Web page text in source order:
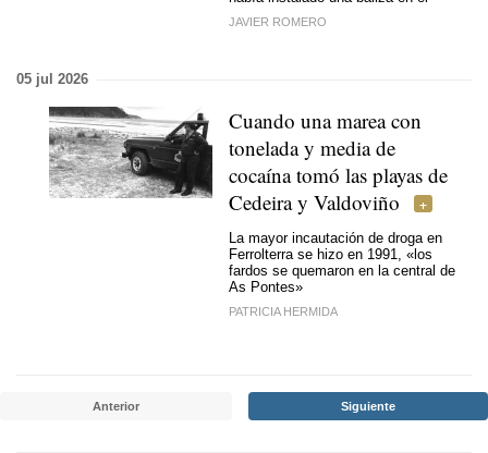
JAVIER ROMERO
05 jul 2026
Cuando una marea con
tonelada y media de
cocaína tomó las playas de
Cedeira y Valdoviño
La mayor incautación de droga en
Ferrolterra se hizo en 1991, «los
fardos se quemaron en la central de
As Pontes»
PATRICIA HERMIDA
Anterior Siguiente